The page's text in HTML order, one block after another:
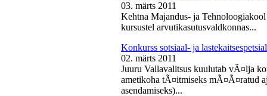
03. märts 2011
Kehtna Majandus- ja
kursustel arvutikasutusvaldkonnas...
Konkurss sotsiaal- ja
02. märts 2011
Juuru Vallavalitsus kuulutab vÃ¤lja
ametikoha tÃ¤itmiseks mÃ¤Ã¤ratud
asendamiseks)...